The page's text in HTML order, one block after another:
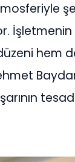
İşletmenin
hem